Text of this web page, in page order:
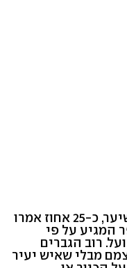
מבין הגברים הסובלים מנשירת שיער, כ-25 אחוז אמרו
המגיע על פי
בפועל. רוב הגברים
מבלי שאיש יעיר